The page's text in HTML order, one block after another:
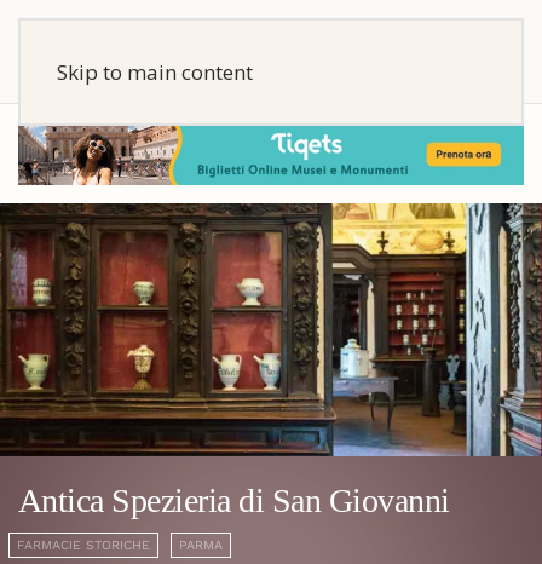
Skip to main content
Antica Spezieria di San Giovanni
FARMACIE STORICHE PARMA